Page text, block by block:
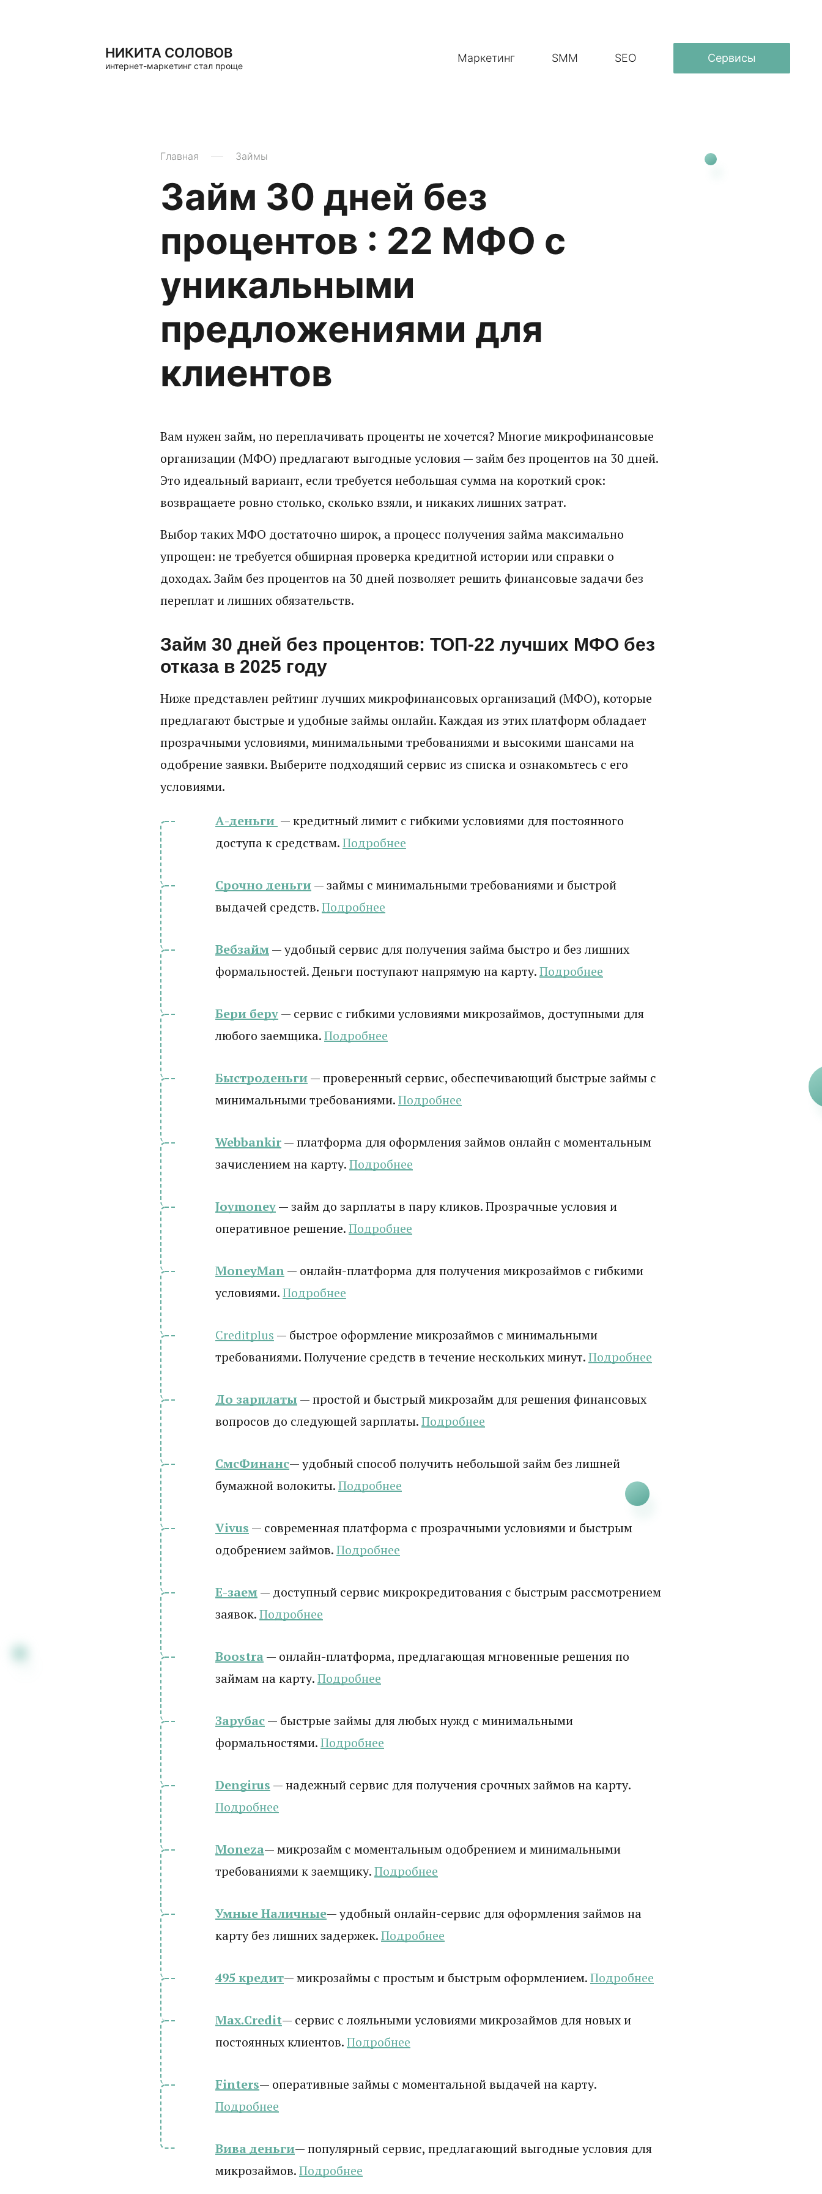
НИКИТА СОЛОВОВ
интернет-маркетинг стал проще
Маркетинг SMM SEO Сервисы
Главная Займы
Займ 30 дней без
процентов : 22 МФО с
уникальными
предложениями для
клиентов
Вам нужен займ, но переплачивать проценты не хочется? Многие микрофинансовые
организации (МФО) предлагают выгодные условия — займ без процентов на 30 дней.
Это идеальный вариант, если требуется небольшая сумма на короткий срок:
возвращаете ровно столько, сколько взяли, и никаких лишних затрат.
Выбор таких МФО достаточно широк, а процесс получения займа максимально
упрощен: не требуется обширная проверка кредитной истории или справки о
доходах. Займ без процентов на 30 дней позволяет решить финансовые задачи без
переплат и лишних обязательств.
Займ 30 дней без процентов: ТОП-22 лучших МФО без
отказа в 2025 году
Ниже представлен рейтинг лучших микрофинансовых организаций (МФО), которые
предлагают быстрые и удобные займы онлайн. Каждая из этих платформ обладает
прозрачными условиями, минимальными требованиями и высокими шансами на
одобрение заявки. Выберите подходящий сервис из списка и ознакомьтесь с его
условиями.
А-деньги — кредитный лимит с гибкими условиями для постоянного
доступа к средствам.Подробнее
Срочно деньги— займы с минимальными требованиями и быстрой
выдачей средств.Подробнее
Вебзайм— удобный сервис для получения займа быстро и без лишних
формальностей. Деньги поступают напрямую на карту.Подробнее
Бери беру— сервис с гибкими условиями микрозаймов, доступными для
любого заемщика.Подробнее
Быстроденьги— проверенный сервис, обеспечивающий быстрые займы с
минимальными требованиями.Подробнее
Webbankir— платформа для оформления займов онлайн с моментальным
зачислением на карту.Подробнее
Joymoney— займ до зарплаты в пару кликов. Прозрачные условия и
оперативное решение.Подробнее
MoneyMan— онлайн-платформа для получения микрозаймов с гибкими
условиями.Подробнее
Creditplus — быстрое оформление микрозаймов с минимальными
требованиями. Получение средств в течение нескольких минут.Подробнее
До зарплаты— простой и быстрый микрозайм для решения финансовых
вопросов до следующей зарплаты.Подробнее
СмсФинанс— удобный способ получить небольшой займ без лишней
бумажной волокиты.Подробнее
Vivus — современная платформа с прозрачными условиями и быстрым
одобрением займов.Подробнее
Е-заем— доступный сервис микрокредитования с быстрым рассмотрением
заявок.Подробнее
Boostra— онлайн-платформа, предлагающая мгновенные решения по
займам на карту.Подробнее
Зарубас— быстрые займы для любых нужд с минимальными
формальностями.Подробнее
Dengirus — надежный сервис для получения срочных займов на карту.
Подробнее
Moneza— микрозайм с моментальным одобрением и минимальными
требованиями к заемщику.Подробнее
Умные Наличные— удобный онлайн-сервис для оформления займов на
карту без лишних задержек.Подробнее
495 кредит— микрозаймы с простым и быстрым оформлением.Подробнее
Max.Credit— сервис с лояльными условиями микрозаймов для новых и
постоянных клиентов.Подробнее
Finters— оперативные займы с моментальной выдачей на карту.
Подробнее
Вива деньги— популярный сервис, предлагающий выгодные условия для
микрозаймов.Подробнее